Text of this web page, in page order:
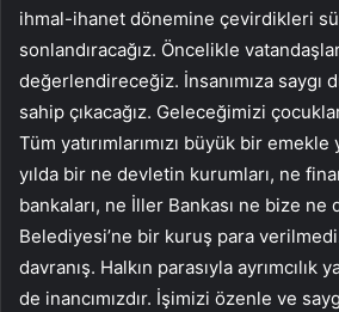
ihmal-ihanet dönemine çevirdikleri
sonlandıracağız. Öncelikle
değerlendireceğiz. İnsanımıza saygı
sahip çıkacağız. Geleceğimizi
Tüm yatırımlarımızı büyük bir
yılda bir ne devletin kurumları, ne
bankaları, ne İller Bankası ne bize ne
Belediyesi’ne bir kuruş para
davranış. Halkın parasıyla ayrımcılık
de inancımızdır. İşimizi özenle ve